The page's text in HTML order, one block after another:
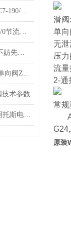
原厂哈威平衡阀LHT33P-15-6-C7-190/210压力阀样本
HYDAC现货出售SRVR-08-01.1/0节流阀样本资料
关于截止换向阀的日常清洗，不妨先看看下文！
R900347495力士乐叠加式液控单向阀Z2S6-1-66/库存现货
技术参数
原装出售换向阀atosDLEH-3A阿托斯电磁阀样本
滑
单向
无泄
压
流量
2-通
常规
原装